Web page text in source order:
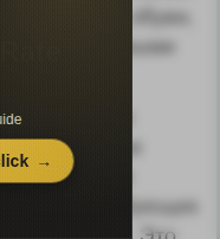
одежде, обуви,
и др.).
Основные
и
не требующих